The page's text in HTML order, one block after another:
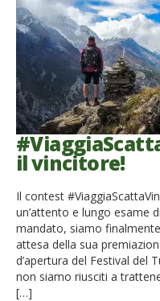
il vincitore!
Il contest
un’attento e lungo esame
mandato, siamo
attesa della sua
d’apertura del Festival del
non siamo riusciti a
[…]